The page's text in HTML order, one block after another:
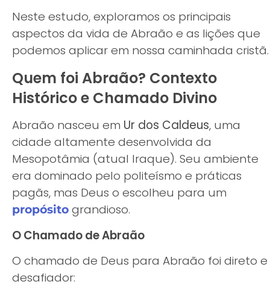
Neste estudo, exploramos os principais
aspectos da vida de Abraão e as lições que
podemos aplicar em nossa caminhada cristã.
Quem foi Abraão? Contexto
Histórico e Chamado Divino
Abraão nasceu em Ur dos Caldeus, uma
cidade altamente desenvolvida da
Mesopotâmia (atual Iraque). Seu ambiente
era dominado pelo politeísmo e práticas
pagãs, mas Deus o escolheu para um
propósito grandioso.
O Chamado de Abraão
O chamado de Deus para Abraão foi direto e
desafiador: